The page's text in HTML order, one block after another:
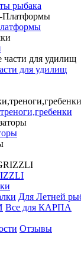
рыбака
для удилищ
Для Летней
Все для КАРПА
Отзывы